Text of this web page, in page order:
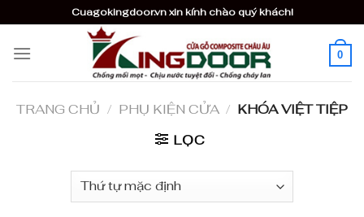
to
content
Cuagokingdoor.vn xin kính chào quý khách!
0
TRANG CHỦ / PHỤ KIỆN CỬA / KHÓA VIỆT TIỆP
LỌC